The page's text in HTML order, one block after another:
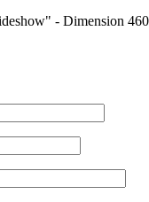
- Dimension